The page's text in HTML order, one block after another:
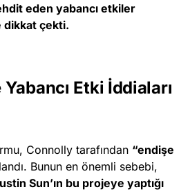
eden yabancı etkiler
dikkat çekti.
Etki İddiaları
Connolly tarafından “endişe
Bunun en önemli sebebi,
Sun’ın bu projeye yaptığı